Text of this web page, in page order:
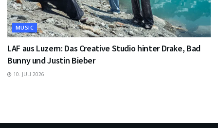
MUSIC
LAF aus Luzern: Das Creative Studio hinter Drake, Bad
Bunny und Justin Bieber
10. JULI 2026